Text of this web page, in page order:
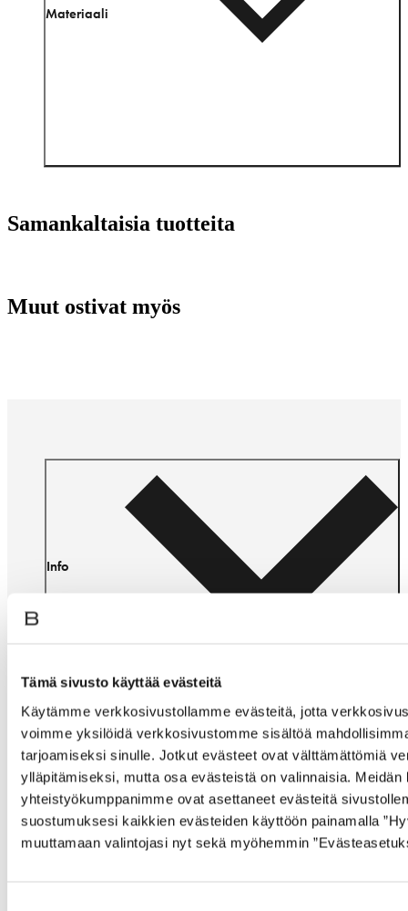
Tämä sivusto käyttää evästeitä
Käytämme verkkosivustollamme evästeitä, jotta
voimme yksilöidä verkkosivustomme sisältöä
tarjoamiseksi sinulle. Jotkut evästeet ovat välttämättömiä
ylläpitämiseksi, mutta osa evästeistä on valinnaisia. Meidän
yhteistyökumppanimme ovat asettaneet evästeitä
suostumuksesi kaikkien evästeiden käyttöön painamalla
muuttamaan valintojasi nyt sekä myöhemmin
Materiaali
Samankaltaisia tuotteita
Muut ostivat myös
Info
Ota yhteyttä